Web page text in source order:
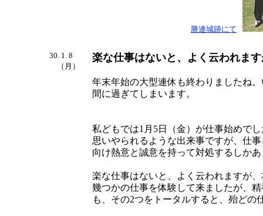
勝連城跡にて
30. 1. 8
（月）
楽な仕事はないと、よく云われま
年末年始の大型連休も終わりましたね
間に過ぎてしまいます。
私どもでは1月5日（金）が仕事始めで
思いやられるような出来事ですが、仕
向け熱意と誠意を持って対処するしか
楽な仕事はないと、よく云われますが
幾つかの仕事を体験して来ましたが、
も、その2つをトータルすると、殆ど